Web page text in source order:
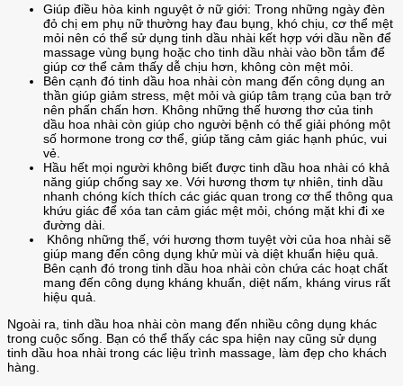
Giúp điều hòa kinh nguyệt ở nữ giới: Trong những ngày đèn
đỏ chị em phụ nữ thường hay đau bụng, khó chịu, cơ thể mệt
mỏi nên có thể sử dụng tinh dầu nhài kết hợp với dầu nền để
massage vùng bụng hoặc cho tinh dầu nhài vào bồn tắm để
giúp cơ thể cảm thấy dễ chịu hơn, không còn mệt mỏi.
Bên cạnh đó tinh dầu hoa nhài còn mang đến công dụng an
thần giúp giảm stress, mệt mỏi và giúp tâm trạng của bạn trở
nên phấn chấn hơn. Không những thế hương thơ của tinh
dầu hoa nhài còn giúp cho người bệnh có thể giải phóng một
số hormone trong cơ thể, giúp tăng cảm giác hạnh phúc, vui
vẻ.
Hầu hết mọi người không biết được tinh dầu hoa nhài có khả
năng giúp chống say xe. Với hương thơm tự nhiên, tinh dầu
nhanh chóng kích thích các giác quan trong cơ thể thông qua
khứu giác để xóa tan cảm giác mệt mỏi, chóng mặt khi đi xe
đường dài.
Không những thế, với hương thơm tuyệt vời của hoa nhài sẽ
giúp mang đến công dụng khử mùi và diệt khuẩn hiệu quả.
Bên cạnh đó trong tinh dầu hoa nhài còn chứa các hoạt chất
mang đến công dụng kháng khuẩn, diệt nấm, kháng virus rất
hiệu quả.
Ngoài ra, tinh dầu hoa nhài còn mang đến nhiều công dụng khác
trong cuộc sống. Bạn có thể thấy các spa hiện nay cũng sử dụng
tinh dầu hoa nhài trong các liệu trình massage, làm đẹp cho khách
hàng.